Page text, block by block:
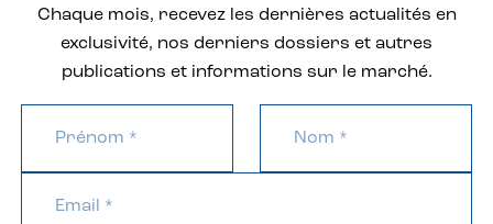
Chaque mois, recevez les dernières actualités en
exclusivité, nos derniers dossiers et autres
publications et informations sur le marché.